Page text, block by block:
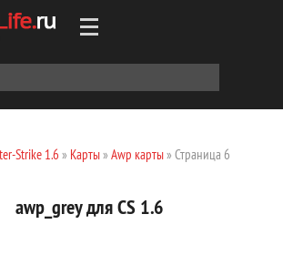
Strike 1.6 » Карты» Awp карты» Страница 6
awp_grey для CS 1.6